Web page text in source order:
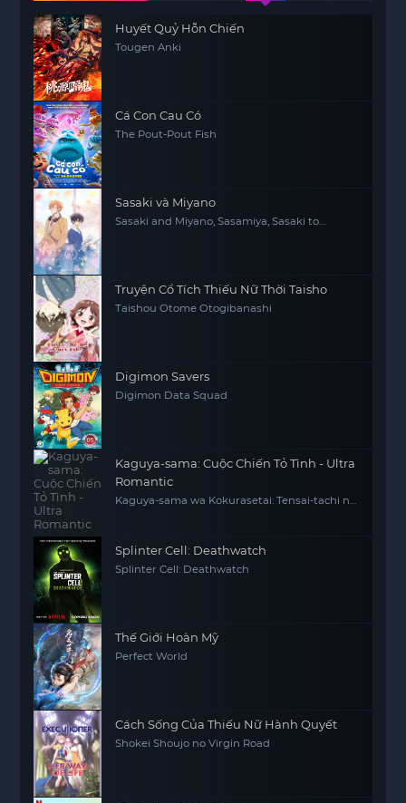
Huyết Quỷ Hỗn Chiến
Tougen Anki
Cá Con Cau Có
The Pout-Pout Fish
Sasaki và Miyano
Sasaki and Miyano, Sasamiya, Sasaki to
Truyện Cổ Tích Thiếu Nữ Thời Taisho
Taishou Otome Otogibanashi
Digimon Savers
Digimon Data Squad
Kaguya-sama: Cuộc Chiến Tỏ Tình - Ultra
Romantic
Kaguya-sama wa Kokurasetai: Tensai-tachi no
Splinter Cell: Deathwatch
Splinter Cell: Deathwatch
Thế Giới Hoàn Mỹ
Perfect World
Cách Sống Của Thiếu Nữ Hành Quyết
Shokei Shoujo no Virgin Road